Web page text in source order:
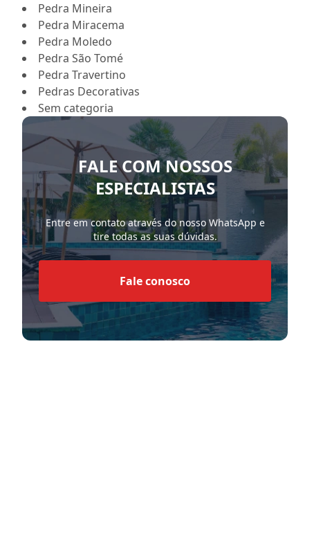
Pedra Mineira
Pedra Miracema
Pedra Moledo
Pedra São Tomé
Pedra Travertino
Pedras Decorativas
Sem categoria
FALE COM NOSSOS
ESPECIALISTAS
Entre em contato através do nosso WhatsApp e
tire todas as suas dúvidas.
Fale conosco